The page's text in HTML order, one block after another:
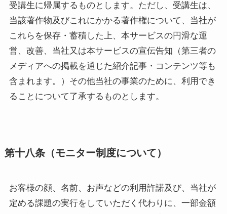
受講生に帰属するものとします。ただし、受講生は、
当該著作物及びこれにかかる著作権について、当社が
これらを保存・蓄積した上、本サービスの円滑な運
営、改善、当社又は本サービスの宣伝告知（第三者の
メディアへの掲載を通じた紹介記事・コンテンツ等も
含まれます。）その他当社の事業のために、利用でき
ることについて了承するものとします。
第十八条（モニター制度について）
お客様の顔、名前、お声などの利用許諾及び、当社が
定める課題の実行をしていただく代わりに、一部金額